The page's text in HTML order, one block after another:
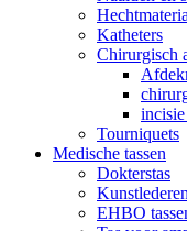
Katheters
Chirurgisch
Tourniquets
Medische tassen
Dokterstas
EHBO